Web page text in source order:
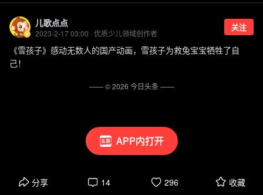
APP内打开
儿歌点点
2023-2-17 03:00 · 优质少儿领域创作者
关注
《雪孩子》感动无数人的国产动画，雪孩子为救兔宝宝牺牲了自
己！
分享 14 296 收藏
—— ©2026 今日头条——